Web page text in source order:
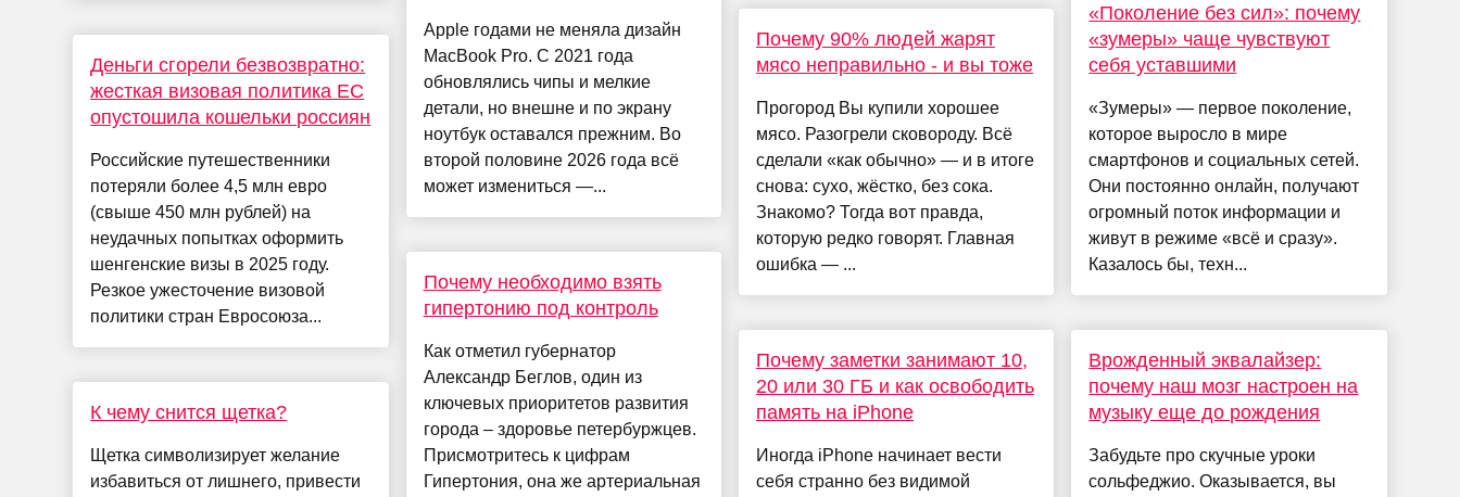
Деньги сгорели безвозвратно:
жесткая визовая политика ЕС
опустошила кошельки россиян
Российские путешественники
потеряли более 4,5 млн евро
(свыше 450 млн рублей) на
неудачных попытках оформить
шенгенские визы в 2025 году.
Резкое ужесточение визовой
политики стран Евросоюза...
К чему снится щетка?
Щетка символизирует желание
избавиться от лишнего, привести
Apple годами не меняла дизайн
MacBook Pro. С 2021 года
обновлялись чипы и мелкие
детали, но внешне и по экрану
ноутбук оставался прежним. Во
второй половине 2026 года всё
может измениться —...
Почему необходимо взять
гипертонию под контроль
Как отметил губернатор
Александр Беглов, один из
ключевых приоритетов развития
города – здоровье петербуржцев.
Присмотритесь к цифрам
Гипертония, она же артериальная
Почему 90% людей жарят
мясо неправильно - и вы тоже
Прогород Вы купили хорошее
мясо. Разогрели сковороду. Всё
сделали «как обычно» — и в итоге
снова: сухо, жёстко, без сока.
Знакомо? Тогда вот правда,
которую редко говорят. Главная
ошибка — ...
Почему заметки занимают 10,
20 или 30 ГБ и как освободить
память на iPhone
Иногда iPhone начинает вести
себя странно без видимой
«Поколение без сил»: почему
«зумеры» чаще чувствуют
себя уставшими
«Зумеры» — первое поколение,
которое выросло в мире
смартфонов и социальных сетей.
Они постоянно онлайн, получают
огромный поток информации и
живут в режиме «всё и сразу».
Казалось бы, техн...
Врожденный эквалайзер:
почему наш мозг настроен на
музыку еще до рождения
Забудьте про скучные уроки
сольфеджио. Оказывается, вы